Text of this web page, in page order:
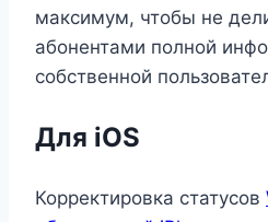
максимум, чтобы не
абонентами полной
собственной
Для iOS
Корректировка статусов